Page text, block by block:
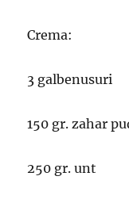
Crema:
3 galbenusuri
150 gr. zahar
250 gr. unt